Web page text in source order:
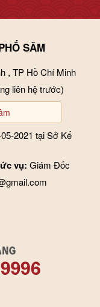
SÂM
, TP Hồ Chí Minh
liên hệ trước)
2021 tại Sở Kế
vụ: Giám Đốc